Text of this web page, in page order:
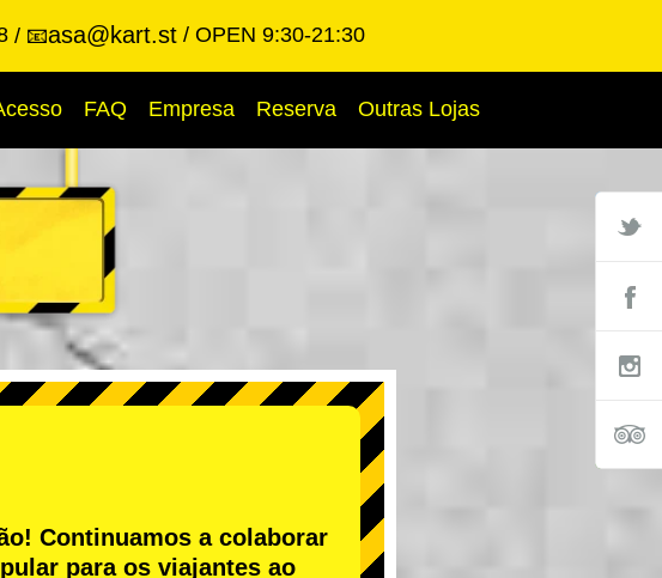
📧asa@kart.st OPEN 9:30-21:30
FAQ Empresa Reserva Outras Lojas
Continuamos a colaborar
para os viajantes ao